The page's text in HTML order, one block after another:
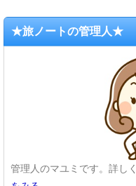
★旅ノートの管理人★
管理人のマユミです。詳し